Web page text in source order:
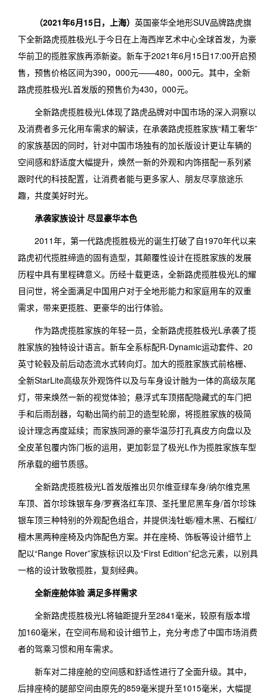
（2021年6月15日，上海）英国豪华全地形SUV品牌路虎旗
下全新路虎揽胜极光L于今日在上海西岸艺术中心全球首发，为豪
华前卫的揽胜家族再添新姿。新车于2021年6月15日17:00开启预
售，预售价格区间为390，000元——480，000元。其中，全新
路虎揽胜极光L首发版的预售价为430，000元。
全新路虎揽胜极光L体现了路虎品牌对中国市场的深入洞察以
及消费者多元化用车需求的解读，在承袭路虎揽胜家族“精工奢华”
的家族基因的同时，针对中国市场独有的加长版设计更让车辆的
空间感和舒适度大幅提升，焕然一新的外观和内饰搭配一系列紧
跟时代的科技配置，让消费者能与更多家人、朋友尽享旅途乐
趣，共度美好时光。
承袭家族设计 尽显豪华本色
2011年，第一代路虎揽胜极光的诞生打破了自1970年代以来
路虎初代揽胜缔造的固有造型，其颠覆性设计在揽胜家族的发展
历程中具有里程碑意义。历经十载更迭，全新路虎揽胜极光L的耀
目问世，将全面满足中国用户对于全地形能力和家庭用车的双重
需求，带来更揽胜、更豪华的出行体验。
作为路虎揽胜家族的年轻一员，全新路虎揽胜极光L承袭了揽
胜家族的独特设计语言。新车全系标配R-Dynamic运动套件、20
英寸轮毂及前后动态流水式转向灯。加大的揽胜家族式前格栅、
全新StarLite高级灰外观饰件以及与车身设计融为一体的高级灰尾
灯，带来焕然一新的视觉体验；悬浮式车顶搭配隐藏式的车门把
手和后雨刮器，勾勒出简约前卫的造型轮廓，将揽胜家族的极简
设计理念再度延续；而家族同源的豪华温莎打孔真皮方向盘以及
全皮革包覆内饰门板的运用，更加彰显了极光L作为揽胜家族车型
所承载的细节质感。
全新路虎揽胜极光L首发版推出贝尔维亚绿车身/纳尔维克黑
车顶、首尔珍珠银车身/罗赛洛红车顶、圣托里尼黑车身/首尔珍珠
银车顶三种特别的外观配色组合，并提供浅牡蛎/檀木黑、石榴红/
檀木黑两种座椅及内饰配色方案。并在座椅、饰板等设计细节上
配以“Range Rover”家族标识以及“First Edition”纪念元素，以别具
一格的设计致敬揽胜，复刻经典。
全新座舱体验 满足多样需求
全新路虎揽胜极光L将轴距提升至2841毫米，较原有版本增
加160毫米，在空间布局和设计细节上，充分考虑了中国市场消费
者的驾乘习惯和用车需求。
新车对二排座舱的空间感和舒适性进行了全面升级。其中，
后排座椅的腿部空间由原先的859毫米提升至1015毫米，大幅提